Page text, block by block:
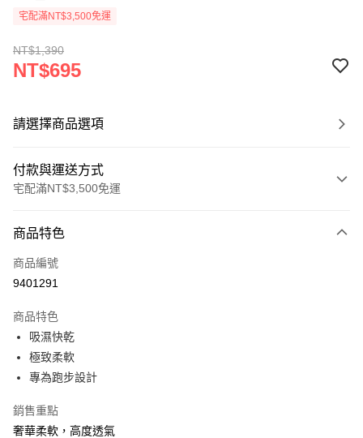
宅配滿NT$3,500免運
NT$1,390
NT$695
請選擇商品選項
付款與運送方式
宅配滿NT$3,500免運
信用卡一次付款
ATM付款
運送方式
宅配
每筆NT$100，滿NT$3,500(含以上)免運費
商品特色
商品編號
9401291
商品特色
吸濕快乾
極致柔軟
專為跑步設計
銷售重點
奢華柔軟，高度透氣